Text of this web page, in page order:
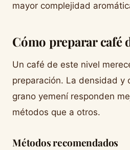
mayor complejidad
Cómo preparar café
Un café de este nivel
preparación. La densidad y
grano yemení responden
métodos que a otros.
Métodos recomendados